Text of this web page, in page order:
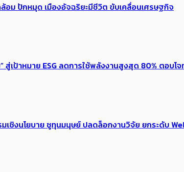
อม ปักหมุด เมืองอัจฉริยะมีชีวิต ขับเคลื่อนเศรษฐกิจ
เป้าหมาย ESG ลดการใช้พลังงานสูงสุด 80% ตอบโ
ชิงนโยบาย ชูทุนมนุษย์ ปลดล็อกงานวิจัย ยกระดับ